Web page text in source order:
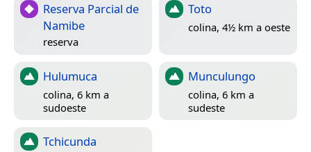
Reserva Parcial de
Namibe
reserva
Toto
colina, 4½ km a oeste
Hulumuca
colina, 6 km a
sudoeste
Munculungo
colina, 6 km a
sudeste
Tchicunda